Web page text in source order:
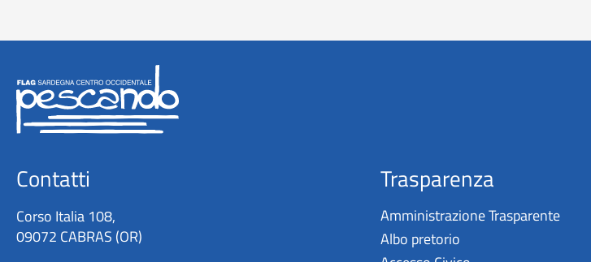
Contatti
Corso Italia 108,
09072 CABRAS (OR)
Trasparenza
Amministrazione Trasparente
Albo pretorio